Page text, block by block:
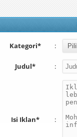
Kategori* :
Judul* :
Isi Iklan* :